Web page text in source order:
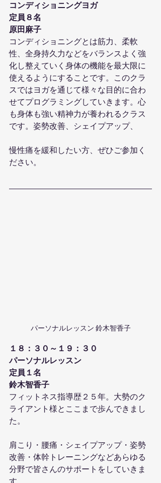
コンディショニングヨガ
定員８名
原田麻子
コンディショニングとは筋力、柔軟
性、全身持久力などをバランスよく強
化し整えていく身体の機能を最大限に
使えるようにすることです。このクラ
スではヨガを通じて様々な目的に合わ
せてプログラミングしていきます。心
も身体も強い精神力が養われるクラス
です。姿勢改善、シェイプアップ、
慢性痛を緩和したい方、ぜひご参加く
ださい。
パーソナルレッスン 鈴木智香子
１８：３０～１９：３０
パーソナルレッスン
定員１名
鈴木智香子
フィットネス指導歴２５年。大勢のク
ライアント様とここまで歩んできまし
た。
肩こり・腰痛・シェイプアップ・姿勢
改善・体幹トレーニングなどあらゆる
分野で皆さんのサポートをしていきま